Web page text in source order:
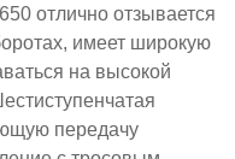
отлично отзывается
имеет широкую
на высокой
передачу